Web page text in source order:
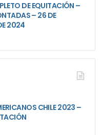
DE EQUITACIÓN –
– 26 DE
2024
CHILE 2023 –